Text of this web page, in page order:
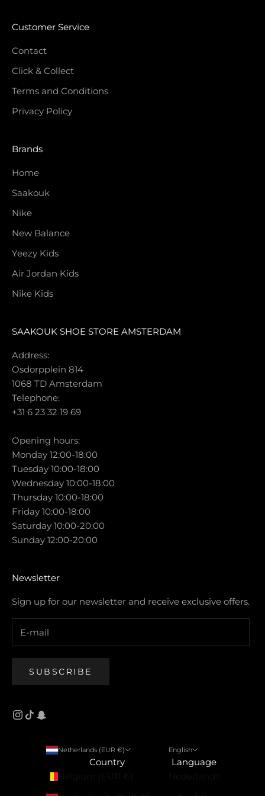
Customer Service
Contact
Click & Collect
Terms and Conditions
Privacy Policy
Brands
Home
Saakouk
Nike
New Balance
Yeezy Kids
Air Jordan Kids
Nike Kids
SAAKOUK SHOE STORE AMSTERDAM
Address:
Osdorpplein 814
1068 TD Amsterdam
Telephone:
+31 6 23 32 19 69
Opening hours:
Monday 12:00-18:00
Tuesday 10:00-18:00
Wednesday 10:00-18:00
Thursday 10:00-18:00
Friday 10:00-18:00
Saturday 10:00-20:00
Sunday 12:00-20:00
Newsletter
Sign up for our newsletter and receive exclusive offers.
SUBSCRIBE
Netherlands (EUR €)
Country
Belgium (EUR €)
English
Language